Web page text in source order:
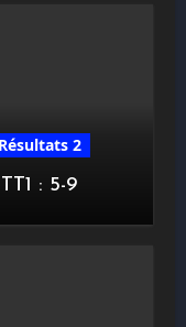
Résultats 2
: 5-9